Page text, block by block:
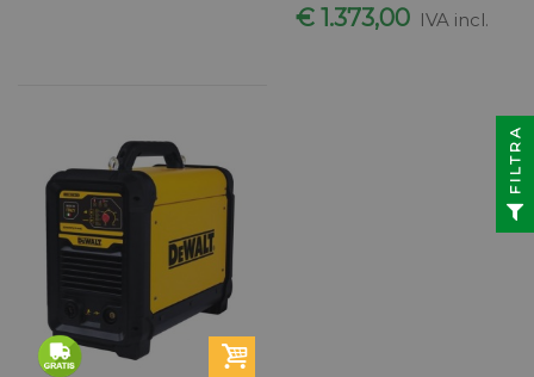
€ 1.373,00 IVA incl.
FILTRA